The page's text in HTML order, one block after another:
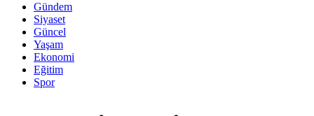
Gündem
Siyaset
Güncel
Yaşam
Ekonomi
Eğitim
Spor